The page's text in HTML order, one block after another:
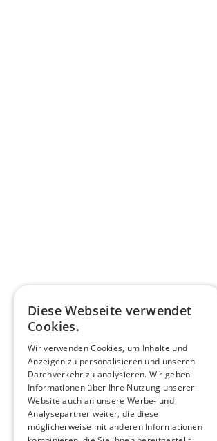
Diese Webseite verwendet
Cookies.
Wir verwenden Cookies, um Inhalte und
Anzeigen zu personalisieren und unseren
Datenverkehr zu analysieren. Wir geben
Informationen über Ihre Nutzung unserer
Website auch an unsere Werbe- und
Analysepartner weiter, die diese
möglicherweise mit anderen Informationen